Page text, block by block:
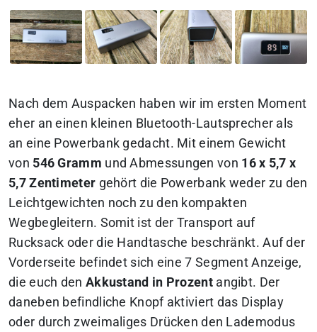
Nach dem Auspacken haben wir im ersten Moment
eher an einen kleinen Bluetooth-Lautsprecher als
an eine Powerbank gedacht. Mit einem Gewicht
von 546 Gramm und Abmessungen von 16 x 5,7 x
5,7 Zentimeter gehört die Powerbank weder zu den
Leichtgewichten noch zu den kompakten
Wegbegleitern. Somit ist der Transport auf
Rucksack oder die Handtasche beschränkt. Auf der
Vorderseite befindet sich eine 7 Segment Anzeige,
die euch den Akkustand in Prozentangibt. Der
daneben befindliche Knopf aktiviert das Display
oder durch zweimaliges Drücken den Lademodus